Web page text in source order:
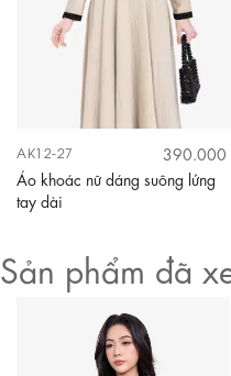
AK12-27
390.000
Áo khoác nữ dáng suông lửng
tay dài
Sản phẩm đã